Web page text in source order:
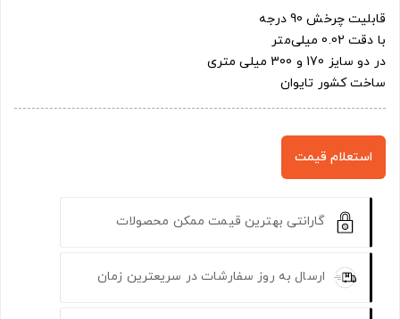
قابلیت چرخش 90 درجه
با دقت 0.02 میلی‌متر
در دو سایز 170 و 300 میلی متری
ساخت کشور تایوان
استعلام قیمت
گارانتی بهترین قیمت ممکن محصولات
ارسال به روز سفارشات در سریعترین زمان